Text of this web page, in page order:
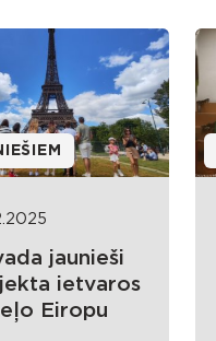
jaunieši
ietvaros
Eiropu